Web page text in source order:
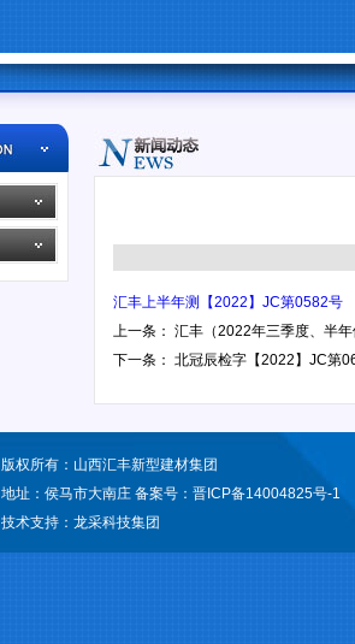
汇丰上半年测【2022】JC第0582号
上一条： 汇丰（2022年三季度、半
下一条： 北冠辰检字【2022】JC第
版权所有：山西汇丰新型建材集团
地址：侯马市大南庄 备案号： 晋ICP备14004825号-1
技术支持： 龙采科技集团